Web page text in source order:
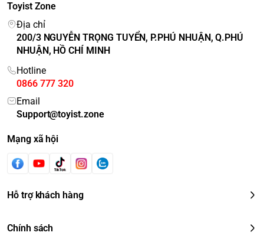
Toyist Zone
Địa chỉ
200/3 NGUYỄN TRỌNG TUYỂN, P.PHÚ NHUẬN, Q.PHÚ
NHUẬN, HỒ CHÍ MINH
Hotline
0866 777 320
Email
Support@toyist.zone
Mạng xã hội
Hỗ trợ khách hàng
Chính sách